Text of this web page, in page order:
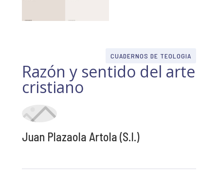
CUADERNOS DE TEOLOGIA
Razón y sentido del arte
cristiano
Juan Plazaola Artola (S.I.)